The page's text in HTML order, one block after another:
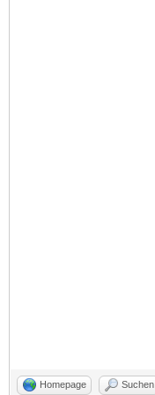
Homepage Suchen